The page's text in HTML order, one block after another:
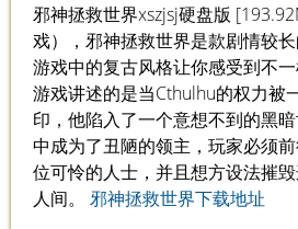
邪神拯救世界xszjsj硬盘版
戏），邪神拯救世界是款剧情较
游戏中的复古风格让你感受到不一
游戏讲述的是当Cthulhu的权力被
印，他陷入了一个意想不到的黑
中成为了丑陋的领主，玩家必须
位可怜的人士，并且想方设法摧
人间。 邪神拯救世界下载地址